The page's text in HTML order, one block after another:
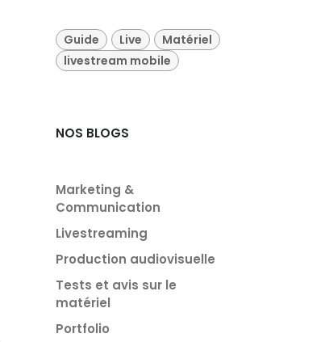
Guide Live
Matériel
livestream mobile
NOS BLOGS
Marketing &
Communication
Livestreaming
Production audiovisuelle
Tests et avis sur le
matériel
Portfolio